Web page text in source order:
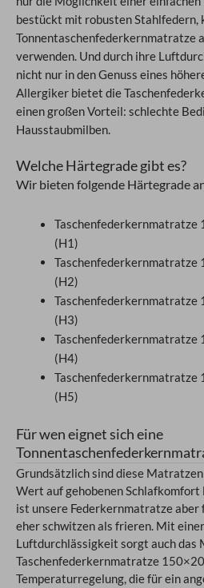
bestückt mit robusten Stahlfedern,
Tonnentaschenfederkernmatratze
verwenden. Und durch ihre
nicht nur in den Genuss eines
Allergiker bietet die
einen großen Vorteil: schlechte
Hausstaubmilben.
Welche Härtegrade gibt es?
Wir bieten folgende Härtegrade
Taschenfederkernmatratze
(H1)
Taschenfederkernmatratze
(H2)
Taschenfederkernmatratze
(H3)
Taschenfederkernmatratze
(H4)
Taschenfederkernmatratze
(H5)
Für wen eignet sich eine
Grundsätzlich sind diese
Wert auf gehobenen Schlafkomfort
ist unsere Federkernmatratze aber
eher schwitzen als frieren. Mit
Luftdurchlässigkeit sorgt auch das
Taschenfederkernmatratze
Temperaturregelung, die für ein